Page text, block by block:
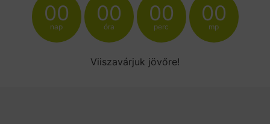
00
nap
00
óra
00
perc
00
mp
Viiszavárjuk jövőre!